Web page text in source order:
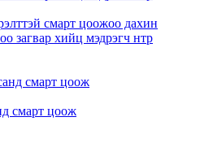
смарт цоожоо дахин
загвар хийц мэдрэгч нтр
смарт цоож